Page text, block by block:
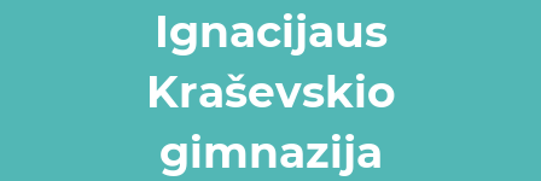
Ignacijaus
Kraševskio
gimnazija